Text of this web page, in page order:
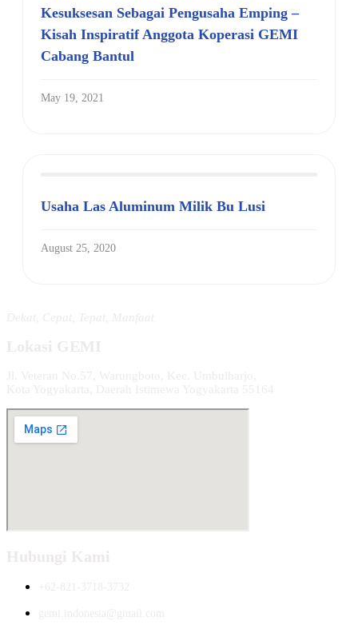
Kesuksesan Sebagai Pengusaha Emping –
Kisah Inspiratif Anggota Koperasi GEMI
Cabang Bantul
May 19, 2021
Usaha Las Aluminum Milik Bu Lusi
August 25, 2020